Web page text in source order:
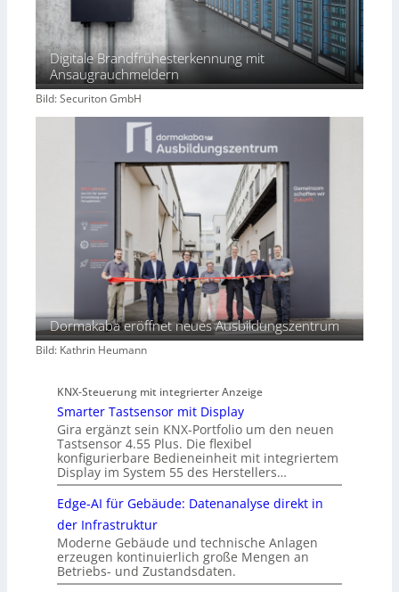
Digitale Brandfrühesterkennung mit
Ansaugrauchmeldern
Bild: Securiton GmbH
Dormakaba eröffnet neues Ausbildungszentrum
Bild: Kathrin Heumann
KNX-Steuerung mit integrierter Anzeige
Smarter Tastsensor mit Display
Gira ergänzt sein KNX-Portfolio um den neuen
Tastsensor 4.55 Plus. Die flexibel
konfigurierbare Bedieneinheit mit integriertem
Display im System 55 des Herstellers…
Edge-AI für Gebäude: Datenanalyse direkt in
der Infrastruktur
Moderne Gebäude und technische Anlagen
erzeugen kontinuierlich große Mengen an
Betriebs- und Zustandsdaten.